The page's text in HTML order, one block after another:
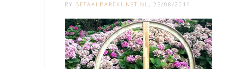
BY BETAALBAREKUNST.NL , 25/08/2016